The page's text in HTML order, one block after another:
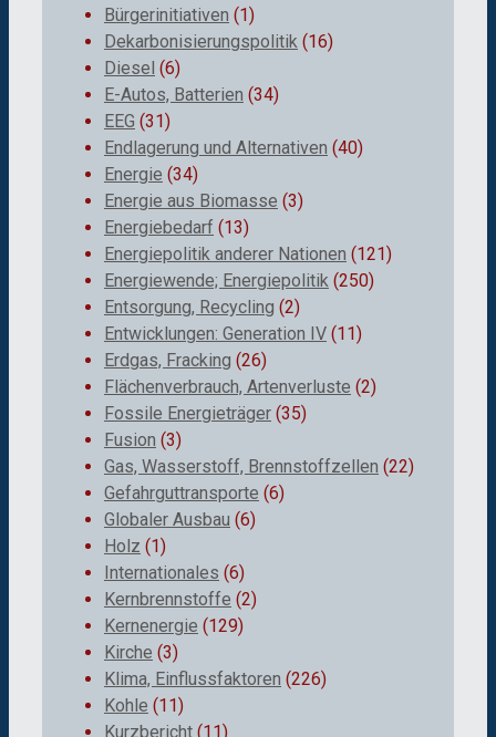
Bürgerinitiativen (1)
Dekarbonisierungspolitik (16)
Diesel (6)
E-Autos, Batterien (34)
EEG (31)
Endlagerung und Alternativen (40)
Energie (34)
Energie aus Biomasse (3)
Energiebedarf (13)
Energiepolitik anderer Nationen (121)
Energiewende; Energiepolitik (250)
Entsorgung, Recycling (2)
Entwicklungen: Generation IV (11)
Erdgas, Fracking (26)
Flächenverbrauch, Artenverluste (2)
Fossile Energieträger (35)
Fusion (3)
Gas, Wasserstoff, Brennstoffzellen (22)
Gefahrguttransporte (6)
Globaler Ausbau (6)
Holz (1)
Internationales (6)
Kernbrennstoffe (2)
Kernenergie (129)
Kirche (3)
Klima, Einflussfaktoren (226)
Kohle (11)
Kurzbericht (11)